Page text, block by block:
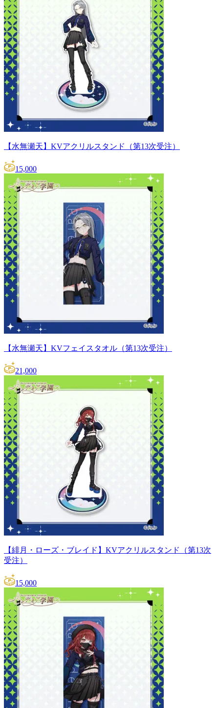
【水無瀬天】KVアクリルスタンド（第13次受注）
15,000
【水無瀬天】KVフェイスタオル（第13次受注）
21,000
【緋月・ローズ・ブレイド】KVアクリルスタンド（第13次
受注）
15,000